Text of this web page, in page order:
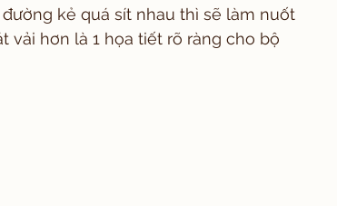
đường kẻ quá sít nhau thì sẽ làm nuốt
vải hơn là 1 họa tiết rõ ràng cho bộ